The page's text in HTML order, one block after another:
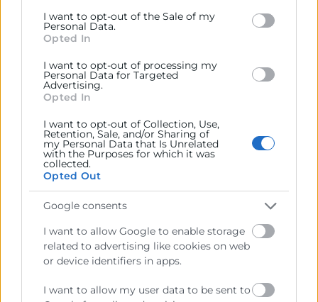
below specified purposes in below Google consent
section.
I want to opt-out of the Sale of my
Personal Data.
Opted In
I want to opt-out of processing my
Personal Data for Targeted
Advertising.
Opted In
I want to opt-out of Collection, Use,
Retention, Sale, and/or Sharing of
my Personal Data that Is Unrelated
with the Purposes for which it was
collected.
Opted Out
Google consents
I want to allow Google to enable storage
related to advertising like cookies on web
or device identifiers in apps.
I want to allow my user data to be sent to
Cámara València es una corporación de derecho público,
colaboradora de las Administraciones Públicas, dedicada a:
Prestar servicios a las empresas.
Representar, promocionar y defender los intereses
Ejercitar las competencias de carácter público
previstas en la Ley, o que puedan encomendar y
delegar las Administraciones Públicas.
Contacto
Recursos